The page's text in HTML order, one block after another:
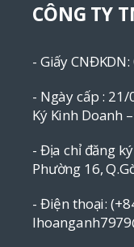
CÔNG TY
- Giấy
- Ngày cấp :
Ký Kinh Doanh
- Địa chỉ đăng
Phường 16,
- Điện thoại: